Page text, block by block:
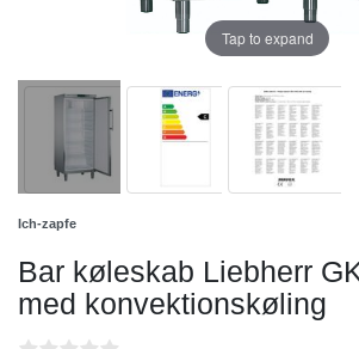
Tap to expand
Ich-zapfe
Bar køleskab Liebherr
med konvektionskøling